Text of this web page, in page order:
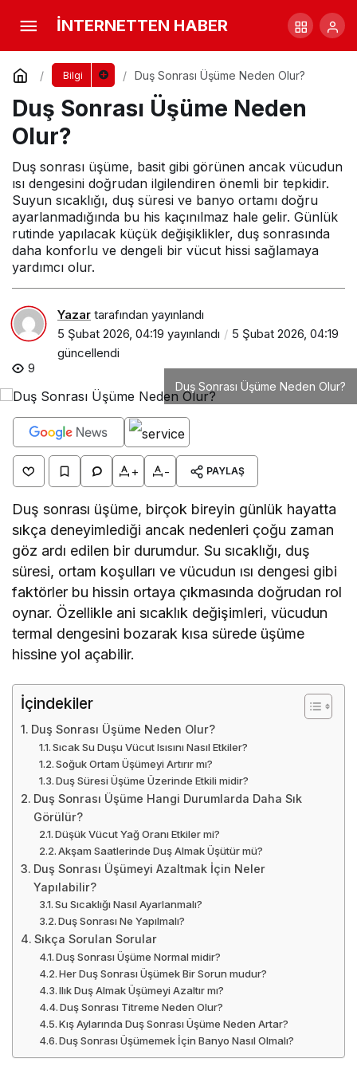
İNTERNETTEN HABER
Bilgi Duş Sonrası Üşüme Neden Olur?
Duş Sonrası Üşüme Neden
Olur?
Duş sonrası üşüme, basit gibi görünen ancak vücudun
ısı dengesini doğrudan ilgilendiren önemli bir tepkidir.
Suyun sıcaklığı, duş süresi ve banyo ortamı doğru
ayarlanmadığında bu his kaçınılmaz hale gelir. Günlük
rutinde yapılacak küçük değişiklikler, duş sonrasında
daha konforlu ve dengeli bir vücut hissi sağlamaya
yardımcı olur.
Yazar tarafından yayınlandı
5 Şubat 2026, 04:19 yayınlandı
5 Şubat 2026, 04:19
güncellendi
9
Duş Sonrası Üşüme Neden Olur?
+ - PAYLAŞ
Duş sonrası üşüme, birçok bireyin günlük hayatta
sıkça deneyimlediği ancak nedenleri çoğu zaman
göz ardı edilen bir durumdur. Su sıcaklığı, duş
süresi, ortam koşulları ve vücudun ısı dengesi gibi
faktörler bu hissin ortaya çıkmasında doğrudan rol
oynar. Özellikle ani sıcaklık değişimleri, vücudun
termal dengesini bozarak kısa sürede üşüme
hissine yol açabilir.
İçindekiler
Duş Sonrası Üşüme Neden Olur?
Sıcak Su Duşu Vücut Isısını Nasıl Etkiler?
Soğuk Ortam Üşümeyi Artırır mı?
Duş Süresi Üşüme Üzerinde Etkili midir?
Duş Sonrası Üşüme Hangi Durumlarda Daha Sık
Görülür?
Düşük Vücut Yağ Oranı Etkiler mi?
Akşam Saatlerinde Duş Almak Üşütür mü?
Duş Sonrası Üşümeyi Azaltmak İçin Neler
Yapılabilir?
Su Sıcaklığı Nasıl Ayarlanmalı?
Duş Sonrası Ne Yapılmalı?
Sıkça Sorulan Sorular
Duş Sonrası Üşüme Normal midir?
Her Duş Sonrası Üşümek Bir Sorun mudur?
Ilık Duş Almak Üşümeyi Azaltır mı?
Duş Sonrası Titreme Neden Olur?
Kış Aylarında Duş Sonrası Üşüme Neden Artar?
Duş Sonrası Üşümemek İçin Banyo Nasıl Olmalı?
Duş Sonrası Üşüme Neden Olur?
Yorum Yap